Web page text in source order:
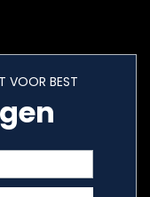
VOOR BEST